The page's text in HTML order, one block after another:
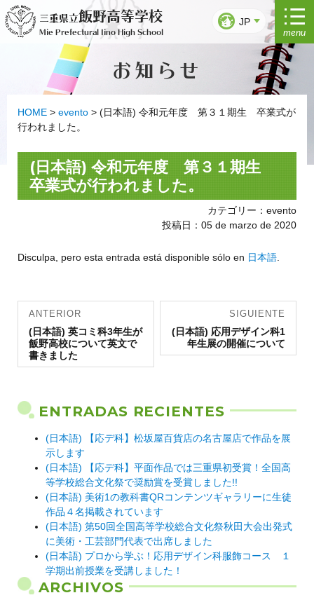
al
contenido
三重県立飯野高等学校
Mie Prefectural Iino High School
JP
menu
お知らせ
HOME > evento > (日本語) 令和元年度 第３１期生 卒業式が
行われました。
(日本語) 令和元年度 第３１期生
卒業式が行われました。
カテゴリー：evento
投稿日：05 de marzo de 2020
Disculpa, pero esta entrada está disponible sólo en 日本語
Navegación
de
entradas
ANTERIOR
Entrada
anterior:
(日本語) 英コミ科3年生が
飯野高校について英文で
書きました
SIGUIENTE
Entrada
siguiente:
(日本語) 応用デザイン科1
年生展の開催について
ENTRADAS RECIENTES
(日本語) 【応デ科】松坂屋百貨店の名古屋店で作品を展
示します
(日本語) 【応デ科】平面作品では三重県初受賞！全国高
等学校総合文化祭で奨励賞を受賞しました!!
(日本語) 美術1の教科書QRコンテンツギャラリーに生徒
作品４名掲載されています
(日本語) 第50回全国高等学校総合文化祭秋田大会出発式
に美術・工芸部門代表で出席しました
(日本語) プロから学ぶ！応用デザイン科服飾コース １
学期出前授業を受講しました！
ARCHIVOS